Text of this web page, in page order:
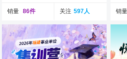
销量 86件 关注 597人 销量